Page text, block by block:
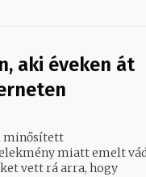
aki éveken át
minősített
miatt emelt
vett rá arra, hogy